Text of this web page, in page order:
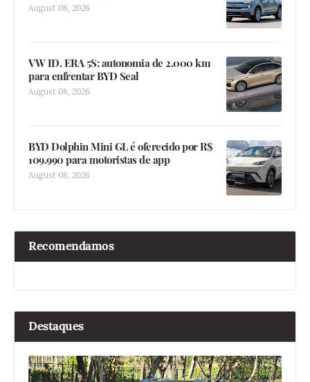
August 08, 2026
VW ID. ERA 5S: autonomia de 2.000 km
para enfrentar BYD Seal
August 08, 2026
BYD Dolphin Mini GL é oferecido por R$
109.990 para motoristas de app
August 08, 2026
Recomendamos
Destaques